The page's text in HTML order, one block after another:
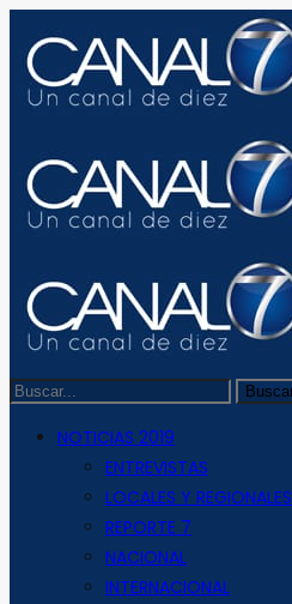
NOTICIAS 2019
ENTREVISTAS
LOCALES Y REGIONALES
REPORTE 7
NACIONAL
INTERNACIONAL